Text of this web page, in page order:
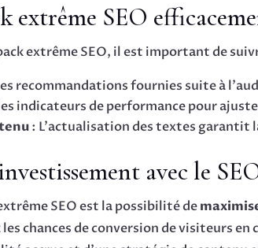
extrême SEO
extrême SEO, il est important de
recommandations fournies suite à
indicateurs de performance pour
: L’actualisation des textes
avec le
SEO est la possibilité de
chances de conversion de visiteurs